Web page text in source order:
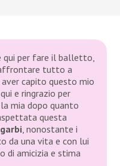
qui per fare il balletto,
tutto a
capito questo mio
e ringrazio per
mia dopo quanto
questa
, nonostante i
da una vita e con lui
di amicizia e stima